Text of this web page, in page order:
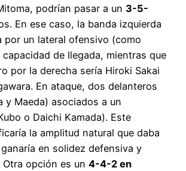
podrían pasar a un 3-5-
En ese caso, la banda izquierda
por un lateral ofensivo (como
de llegada, mientras que
por la derecha sería Hiroki Sakai
En ataque, dos delanteros
y Maeda) asociados a un
o Daichi Kamada). Este
la amplitud natural que daba
en solidez defensiva y
opción es un 4-4-2 en